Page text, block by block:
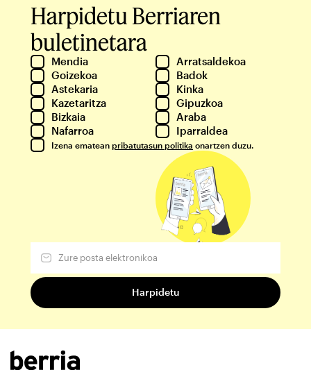
Harpidetu Berriaren
buletinetara
Mendia
Arratsaldekoa
Goizekoa
Badok
Astekaria
Kinka
Kazetaritza
Gipuzkoa
Bizkaia
Araba
Nafarroa
Iparraldea
Izena ematean pribatutasun politika onartzen duzu.